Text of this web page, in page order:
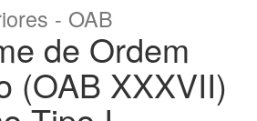
- OAB
de Ordem
(OAB XXXVII)